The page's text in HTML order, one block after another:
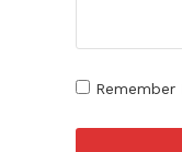
Remember